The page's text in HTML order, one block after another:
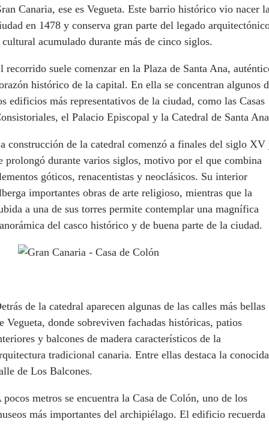
Canaria, ese es Vegueta. Este barrio histórico vio nacer
en 1478 y conserva gran parte del legado
acumulado durante más de cinco siglos.
recorrido suele comenzar en la Plaza de Santa Ana,
histórico de la capital. En ella se concentran algunos
edificios más representativos de la ciudad, como las Casas
el Palacio Episcopal y la Catedral de Santa
construcción de la catedral comenzó a finales del siglo XV
prolongó durante varios siglos, motivo por el que combina
góticos, renacentistas y neoclásicos. Su interior
importantes obras de arte religioso, mientras que la
a una de sus torres permite contemplar una magnífica
del casco histórico y de buena parte de la ciudad.
de la catedral aparecen algunas de las calles más bellas
Vegueta, donde sobreviven fachadas históricas, patios
y balcones de madera característicos de la
tradicional canaria. Entre ellas destaca la conocida
de Los Balcones.
pocos metros se encuentra la Casa de Colón, uno de los
más importantes del archipiélago. El edificio recuerda